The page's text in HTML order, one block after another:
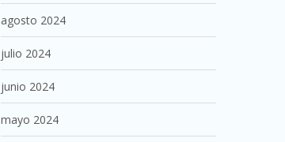
agosto 2024
julio 2024
junio 2024
mayo 2024